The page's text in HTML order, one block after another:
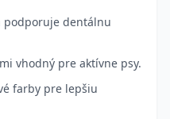
podporuje dentálnu
vhodný pre aktívne psy.
farby pre lepšiu